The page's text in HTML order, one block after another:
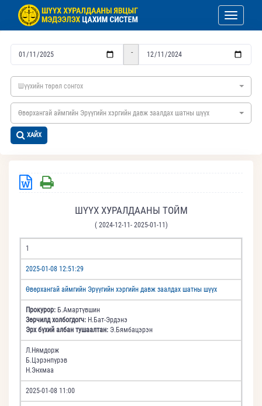
Toggle
-
Шүүхийн төрөл сонгох
Өвөрхангай аймгийн Эрүүгийн хэргийн давж заалдах шатны шүүх
ХАЙХ
ШҮҮХ ХУРАЛДААНЫ ТОЙМ
( 2024-12-11- 2025-01-11)
1
2025-01-08 12:51:29
Өвөрхангай аймгийн Эрүүгийн хэргийн давж заалдах шатны шүүх
Прокурор: Б.Амартүвшин
Зөрчилд холбогдогч: Н.Бат-Эрдэнэ
Эрх бүхий албан тушаалтан: Э.Бямбацэрэн
Л.Нямдорж
Б.Цэрэнпүрэв
Н.Энхмаа
2025-01-08 11:00